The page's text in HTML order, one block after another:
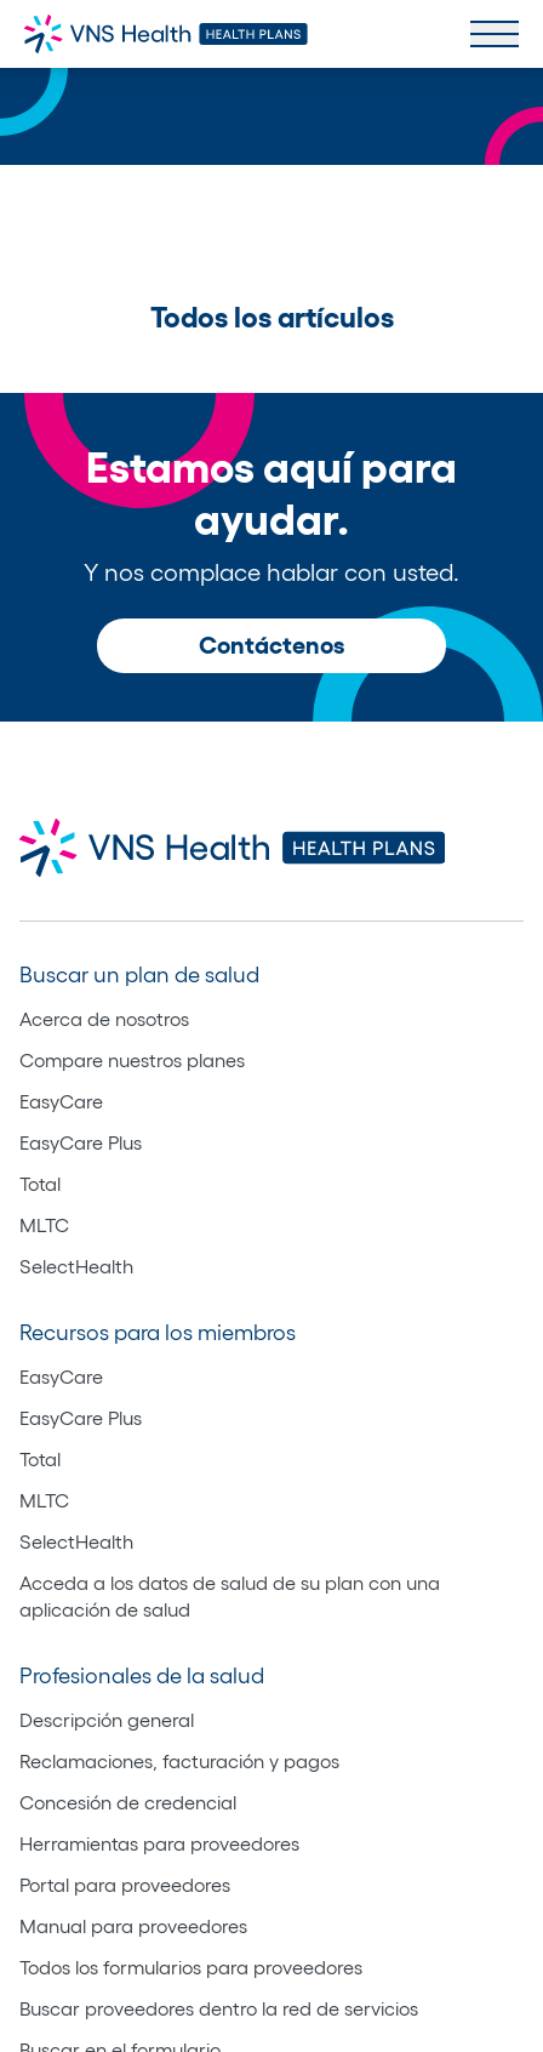
Todos los artículos
Estamos aquí para
ayudar.
Y nos complace hablar con usted.
Contáctenos
Buscar un plan de salud
Acerca de nosotros
Compare nuestros planes
EasyCare
EasyCare Plus
Total
MLTC
SelectHealth
Recursos para los miembros
EasyCare
EasyCare Plus
Total
MLTC
SelectHealth
Acceda a los datos de salud de su plan con una
aplicación de salud
Profesionales de la salud
Descripción general
Reclamaciones, facturación y pagos
Concesión de credencial
Herramientas para proveedores
Portal para proveedores
Manual para proveedores
Todos los formularios para proveedores
Buscar proveedores dentro la red de servicios